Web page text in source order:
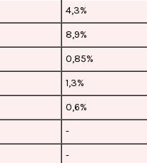
4,3%
8,9%
0,85%
1,3%
0,6%
-
-